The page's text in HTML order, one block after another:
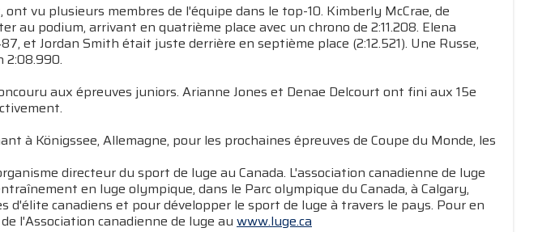
vu plusieurs membres de l'équipe dans le top-10. Kimberly McCrae, de
au podium, arrivant en quatrième place avec un chrono de 2:11.208. Elena
et Jordan Smith était juste derrière en septième place (2:12.521). Une Russe,
2:08.990.
aux épreuves juniors. Arianne Jones et Denae Delcourt ont fini aux 15e
à Königssee, Allemagne, pour les prochaines épreuves de Coupe du Monde, les
directeur du sport de luge au Canada. L'association canadienne de luge
en luge olympique, dans le Parc olympique du Canada, à Calgary,
d'élite canadiens et pour développer le sport de luge à travers le pays. Pour en
l'Association canadienne de luge auwww.luge.ca